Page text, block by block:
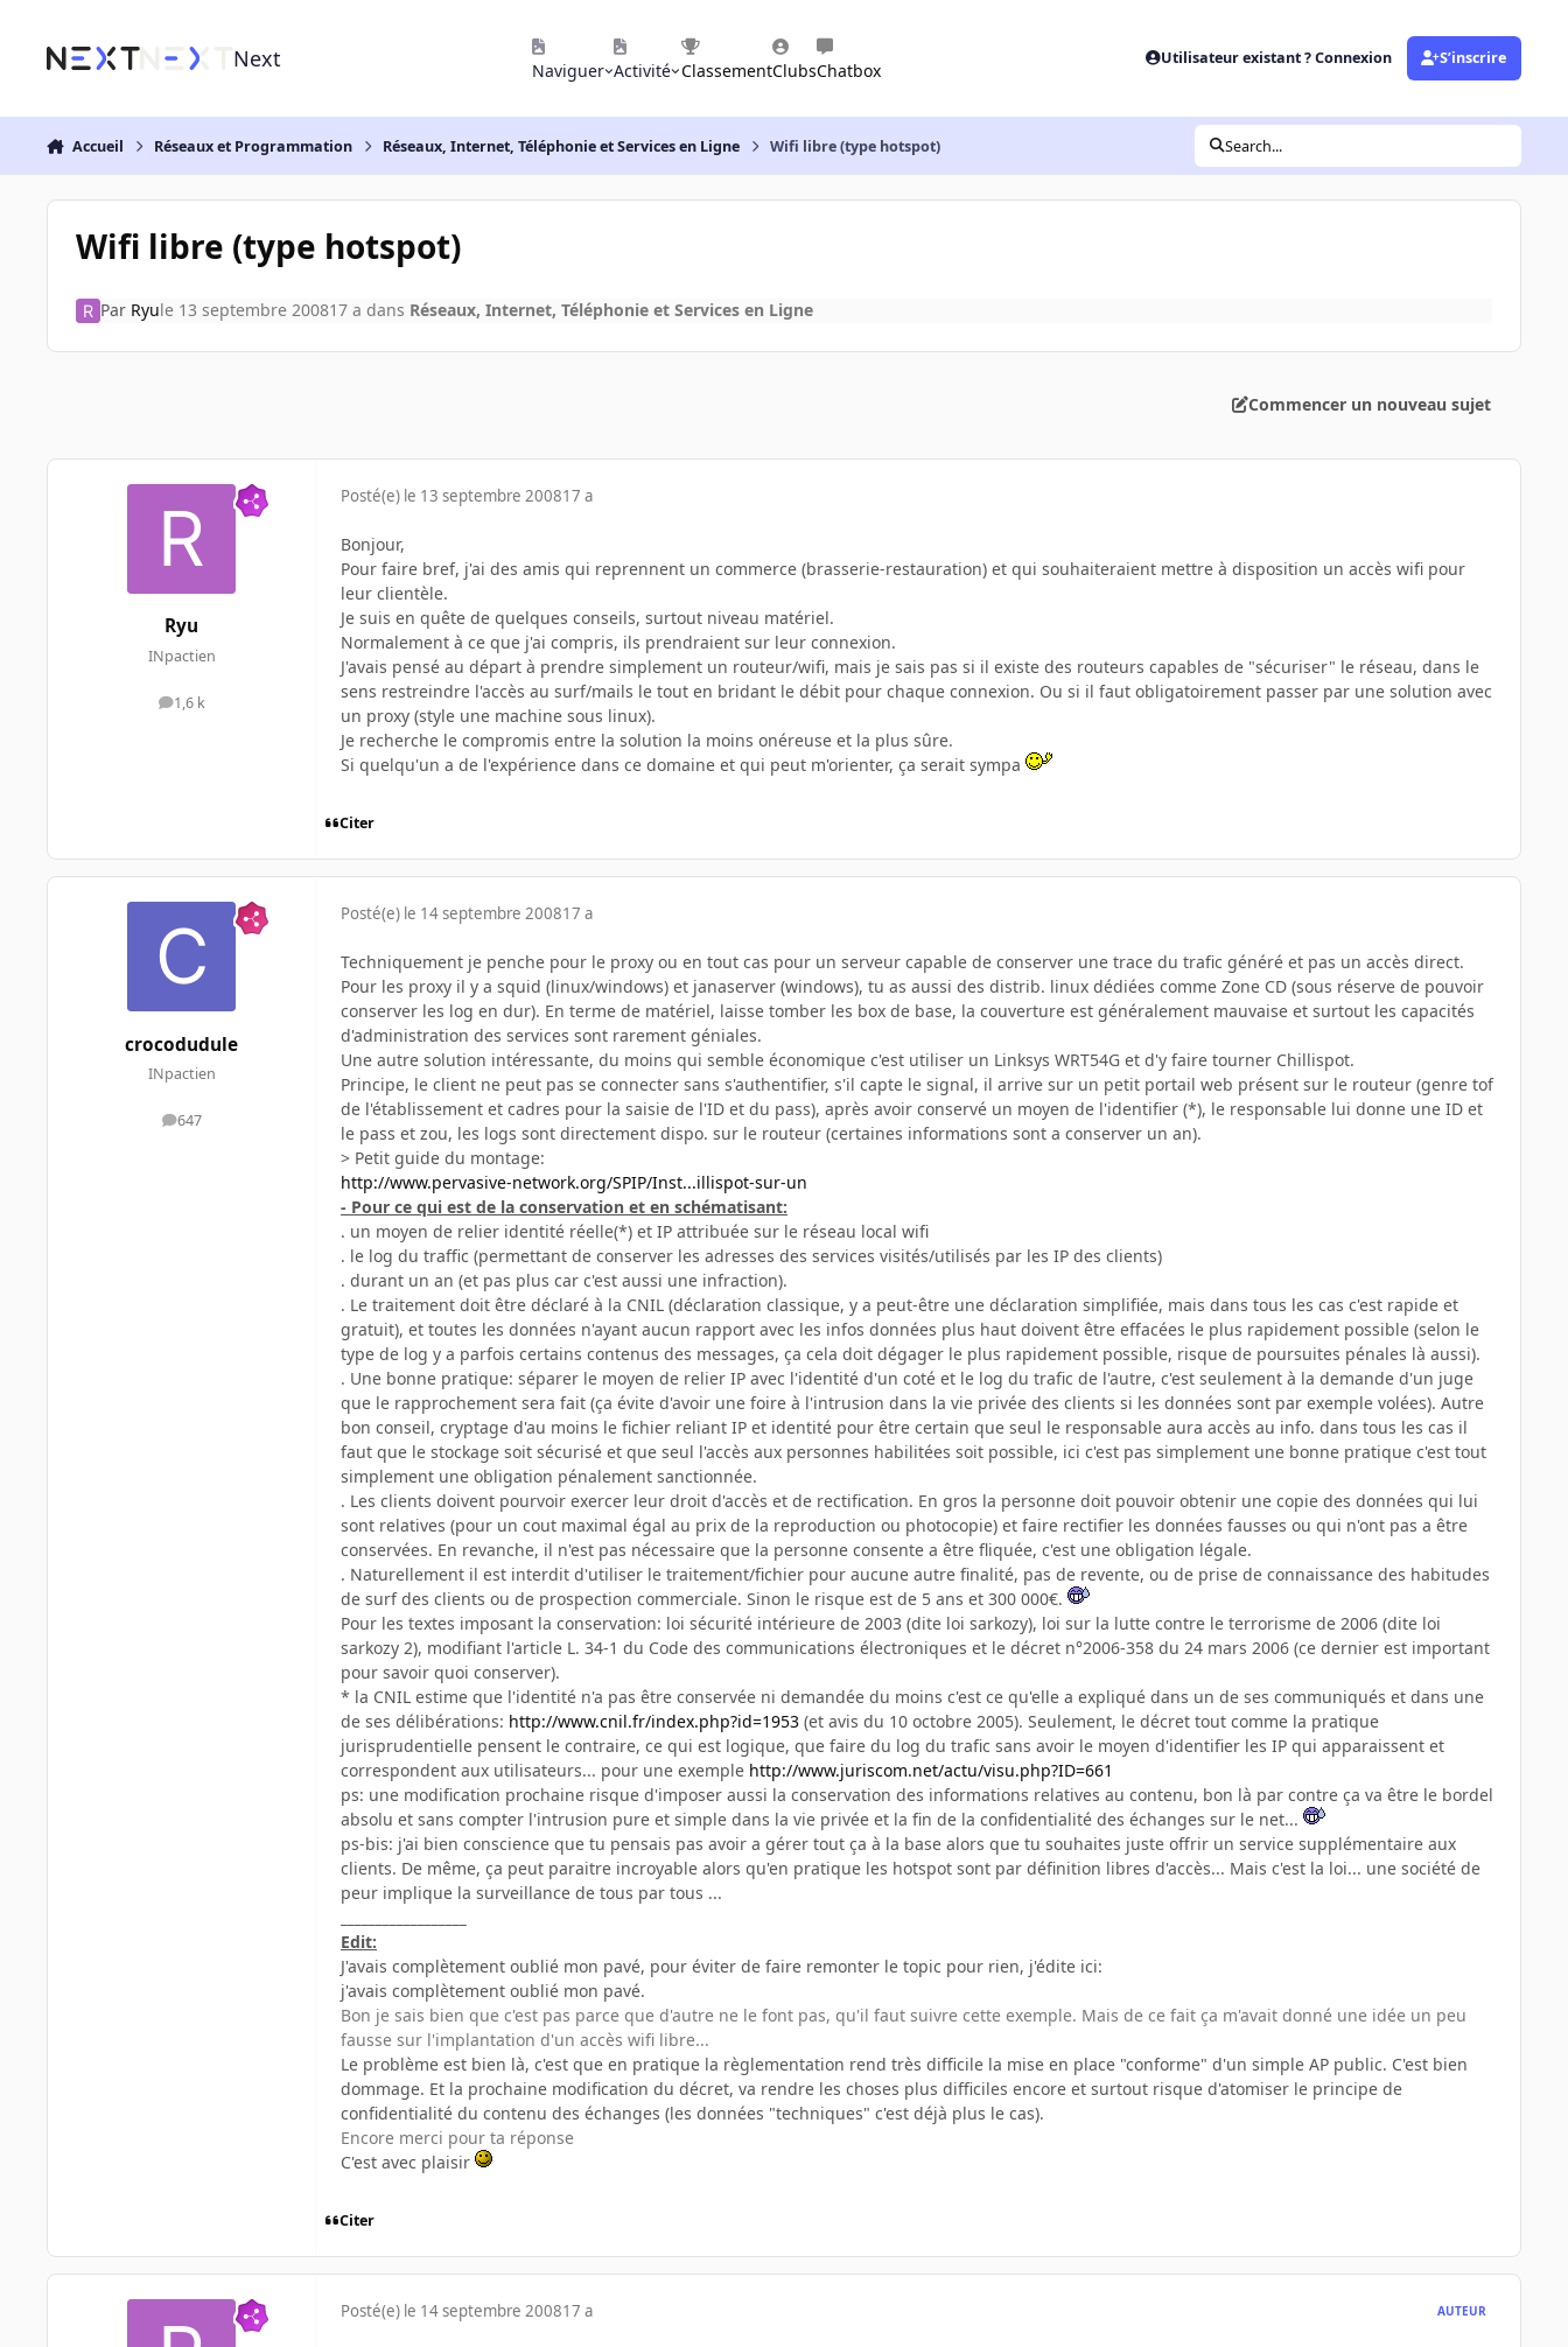
Next Naviguer Activité ClassementClubsChatbox
Utilisateur existant ? Connexion S’inscrire
Accueil Réseaux et Programmation Réseaux, Internet, Téléphonie et Services en Ligne Wifi libre (type hotspot) Search...
Wifi libre (type hotspot)
Par Ryule 13 septembre 200817 a dans Réseaux, Internet, Téléphonie et Services en Ligne
Commencer un nouveau sujet
Ryu
INpactien
1,6 k
messages
Posté(e) le 13 septembre 200817 a
Bonjour,
Pour faire bref, j'ai des amis qui reprennent un commerce (brasserie-restauration) et qui souhaiteraient mettre à disposition un accès wifi pour
leur clientèle.
Je suis en quête de quelques conseils, surtout niveau matériel.
Normalement à ce que j'ai compris, ils prendraient sur leur connexion.
J'avais pensé au départ à prendre simplement un routeur/wifi, mais je sais pas si il existe des routeurs capables de "sécuriser" le réseau, dans le
sens restreindre l'accès au surf/mails le tout en bridant le débit pour chaque connexion. Ou si il faut obligatoirement passer par une solution avec
un proxy (style une machine sous linux).
Je recherche le compromis entre la solution la moins onéreuse et la plus sûre.
Si quelqu'un a de l'expérience dans ce domaine et qui peut m'orienter, ça serait sympa
Citer
crocodudule
INpactien
647
messages
Posté(e) le 14 septembre 200817 a
Techniquement je penche pour le proxy ou en tout cas pour un serveur capable de conserver une trace du trafic généré et pas un accès direct.
Pour les proxy il y a squid (linux/windows) et janaserver (windows), tu as aussi des distrib. linux dédiées comme Zone CD (sous réserve de pouvoir
conserver les log en dur). En terme de matériel, laisse tomber les box de base, la couverture est généralement mauvaise et surtout les capacités
d'administration des services sont rarement géniales.
Une autre solution intéressante, du moins qui semble économique c'est utiliser un Linksys WRT54G et d'y faire tourner Chillispot.
Principe, le client ne peut pas se connecter sans s'authentifier, s'il capte le signal, il arrive sur un petit portail web présent sur le routeur (genre tof
de l'établissement et cadres pour la saisie de l'ID et du pass), après avoir conservé un moyen de l'identifier (*), le responsable lui donne une ID et
le pass et zou, les logs sont directement dispo. sur le routeur (certaines informations sont a conserver un an).
> Petit guide du montage:
http://www.pervasive-network.org/SPIP/Inst...illispot-sur-un
- Pour ce qui est de la conservation et en schématisant:
. un moyen de relier identité réelle(*) et IP attribuée sur le réseau local wifi
. le log du traffic (permettant de conserver les adresses des services visités/utilisés par les IP des clients)
. durant un an (et pas plus car c'est aussi une infraction).
. Le traitement doit être déclaré à la CNIL (déclaration classique, y a peut-être une déclaration simplifiée, mais dans tous les cas c'est rapide et
gratuit), et toutes les données n'ayant aucun rapport avec les infos données plus haut doivent être effacées le plus rapidement possible (selon le
type de log y a parfois certains contenus des messages, ça cela doit dégager le plus rapidement possible, risque de poursuites pénales là aussi).
. Une bonne pratique: séparer le moyen de relier IP avec l'identité d'un coté et le log du trafic de l'autre, c'est seulement à la demande d'un juge
que le rapprochement sera fait (ça évite d'avoir une foire à l'intrusion dans la vie privée des clients si les données sont par exemple volées). Autre
bon conseil, cryptage d'au moins le fichier reliant IP et identité pour être certain que seul le responsable aura accès au info. dans tous les cas il
faut que le stockage soit sécurisé et que seul l'accès aux personnes habilitées soit possible, ici c'est pas simplement une bonne pratique c'est tout
simplement une obligation pénalement sanctionnée.
. Les clients doivent pourvoir exercer leur droit d'accès et de rectification. En gros la personne doit pouvoir obtenir une copie des données qui lui
sont relatives (pour un cout maximal égal au prix de la reproduction ou photocopie) et faire rectifier les données fausses ou qui n'ont pas a être
conservées. En revanche, il n'est pas nécessaire que la personne consente a être fliquée, c'est une obligation légale.
. Naturellement il est interdit d'utiliser le traitement/fichier pour aucune autre finalité, pas de revente, ou de prise de connaissance des habitudes
de surf des clients ou de prospection commerciale. Sinon le risque est de 5 ans et 300 000€.
Pour les textes imposant la conservation: loi sécurité intérieure de 2003 (dite loi sarkozy), loi sur la lutte contre le terrorisme de 2006 (dite loi
sarkozy 2), modifiant l'article L. 34-1 du Code des communications électroniques et le décret n°2006-358 du 24 mars 2006 (ce dernier est important
pour savoir quoi conserver).
* la CNIL estime que l'identité n'a pas être conservée ni demandée du moins c'est ce qu'elle a expliqué dans un de ses communiqués et dans une
de ses délibérations: http://www.cnil.fr/index.php?id=1953 (et avis du 10 octobre 2005). Seulement, le décret tout comme la pratique
jurisprudentielle pensent le contraire, ce qui est logique, que faire du log du trafic sans avoir le moyen d'identifier les IP qui apparaissent et
correspondent aux utilisateurs... pour une exemple http://www.juriscom.net/actu/visu.php?ID=661
ps: une modification prochaine risque d'imposer aussi la conservation des informations relatives au contenu, bon là par contre ça va être le bordel
absolu et sans compter l'intrusion pure et simple dans la vie privée et la fin de la confidentialité des échanges sur le net...
ps-bis: j'ai bien conscience que tu pensais pas avoir a gérer tout ça à la base alors que tu souhaites juste offrir un service supplémentaire aux
clients. De même, ça peut paraitre incroyable alors qu'en pratique les hotspot sont par définition libres d'accès... Mais c'est la loi... une société de
peur implique la surveillance de tous par tous ...
Edit:
J'avais complètement oublié mon pavé, pour éviter de faire remonter le topic pour rien, j'édite ici:
j'avais complètement oublié mon pavé.
Bon je sais bien que c'est pas parce que d'autre ne le font pas, qu'il faut suivre cette exemple. Mais de ce fait ça m'avait donné une idée un peu
fausse sur l'implantation d'un accès wifi libre...
Le problème est bien là, c'est que en pratique la règlementation rend très difficile la mise en place "conforme" d'un simple AP public. C'est bien
dommage. Et la prochaine modification du décret, va rendre les choses plus difficiles encore et surtout risque d'atomiser le principe de
confidentialité du contenu des échanges (les données "techniques" c'est déjà plus le cas).
Encore merci pour ta réponse
C'est avec plaisir
Citer
Posté(e) le 14 septembre 200817 a AUTEUR